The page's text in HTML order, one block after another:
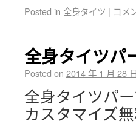
Posted in 全身タイツ | コメ
全身タイツパ
Posted on 2014 年 1 月 28 日
全身タイツパ
カスタマイズ